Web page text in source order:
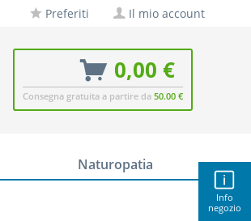
Info
negozio
Preferiti Il mio account
0,00 €
Consegna gratuita a partire da 50.00 €
Naturopatia